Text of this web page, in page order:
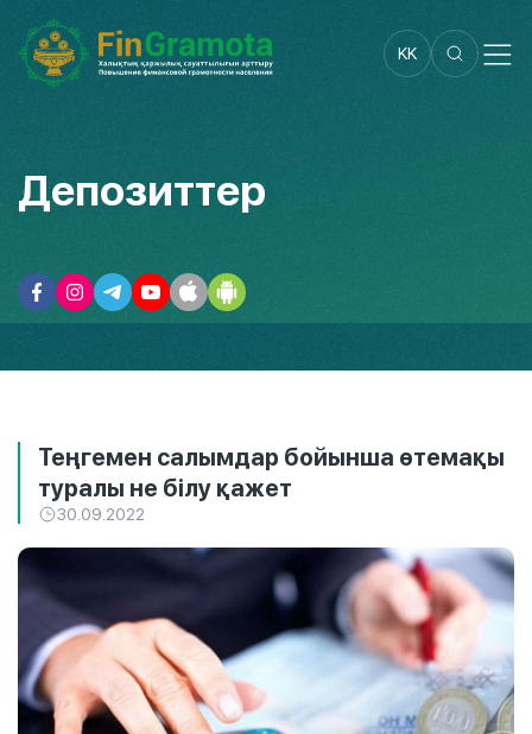
KK
Депозиттер
Теңгемен салымдар бойынша өтемақы
туралы не білу қажет
30.09.2022